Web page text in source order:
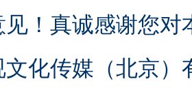
！真诚感谢您
化传媒（北京）